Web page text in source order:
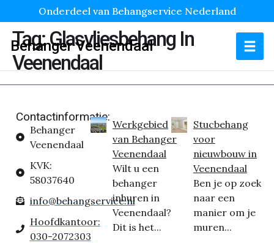
Onderdeel van Behangservice Nederland
Behanger Veenendaal
Tag:Glasvliesbehang In
Veenendaal
Contactinformatie:
Behanger
Veenendaal
KVK:
58037640
info@behangservice.nl
Hoofdkantoor:
030-2072303
Werkgebied
van Behanger
Veenendaal
Wilt u een
behanger
inhuren in
Veenendaal?
Dit is het...
Stucbehang
voor
nieuwbouw in
Veenendaal
Ben je op zoek
naar een
manier om je
muren...